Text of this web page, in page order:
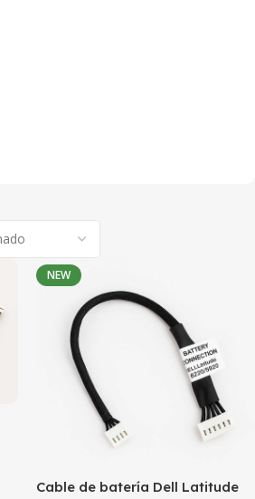
NEW
Cable de batería Dell Latitude